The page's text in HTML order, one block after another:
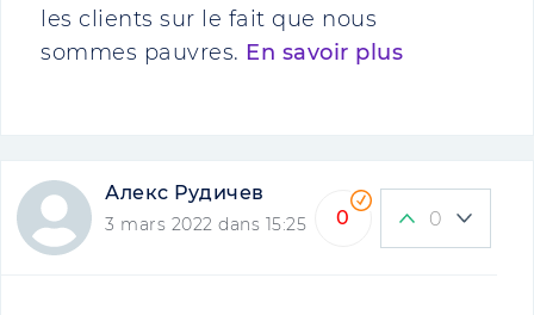
les clients sur le fait que nous
sommes pauvres. En savoir plus
Алекс Рудичев
3 mars 2022 dans 15:25 0 0